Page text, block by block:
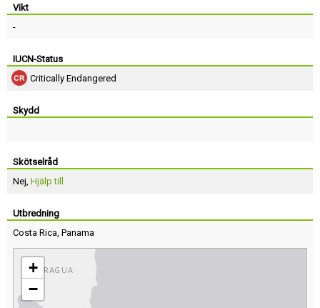
Vikt
-
IUCN-Status
Critically Endangered
Skydd
Skötselråd
Nej, Hjälp till
Utbredning
Costa Rica, Panama
+
−